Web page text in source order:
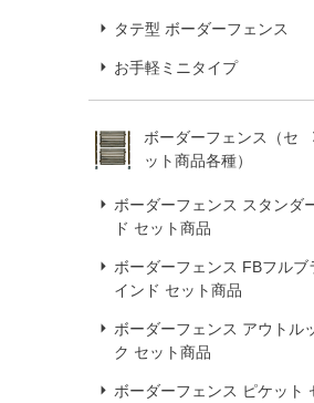
タテ型 ボーダーフェンス
お手軽ミニタイプ
ボーダーフェンス（セ
ット商品各種）
ボーダーフェンス スタンダ
ド セット商品
ボーダーフェンス FBフルブ
インド セット商品
ボーダーフェンス アウトル
ク セット商品
ボーダーフェンス ピケット